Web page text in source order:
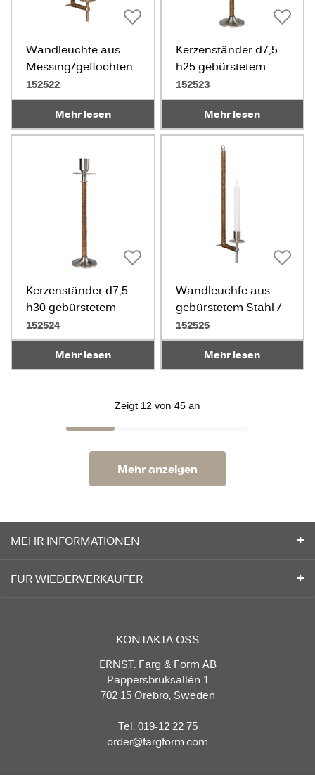
Wandleuchte aus
Messing/geflochten
152522
Mehr lesen
Kerzenständer d7,5
h25 gebürstetem
Stahl/Geflochten
152523
Mehr lesen
Kerzenständer d7,5
h30 gebürstetem
Stahl/Geflochte
152524
Mehr lesen
Wandleuchfe aus
gebürstetem Stahl /
Geflochte
152525
Mehr lesen
Zeigt 12 von 45 an
Mehr anzeigen
MEHR INFORMATIONEN
FÜR WIEDERVERKÄUFER
KONTAKTA OSS
ERNST. Färg & Form AB
Pappersbruksallén 1
702 15 Örebro, Sweden
Tel. 019-12 22 75
order@fargform.com